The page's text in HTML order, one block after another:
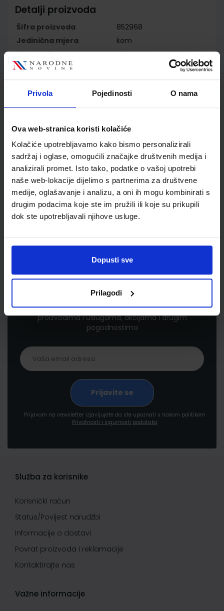
Privola Pojedinosti O nama
Ova web-stranica koristi kolačiće
Kolačiće upotrebljavamo kako bismo personalizirali
sadržaj i oglase, omogućili značajke društvenih medija i
analizirali promet. Isto tako, podatke o vašoj upotrebi
naše web-lokacije dijelimo s partnerima za društvene
medije, oglašavanje i analizu, a oni ih mogu kombinirati s
drugim podacima koje ste im pružili ili koje su prikupili
dok ste upotrebljavali njihove usluge.
Dopusti sve
Prilagodi
Detalji proizvoda
Šifra proizvoda
852968
Jedinična mjera
kom
Nakladnik
MEDICINSKA NAKLADA
Autor
Nataša Kovačić Ivan
Krešimir Lukić
Vrsta škole
3 STRUKOVNA
Nastavni predmet
ZDRAVST. I MED.ŠKOLE
Reg br min
1342
Newsletter prijava
Prijavite se kako bi primali informacije o novim
proizvodima i uslugama, akcijama i drugim
pogodnostima
Prijavom na newsletter izjavljujete da ste upoznati s našom politikom
Privatnosti i sigurnosti podataka
Služba za korisnike
Korisnički račun
Status/Povijest narudžbi
Informacije o dostavi
Povrat proizvoda i reklamacije
Kontaktirajte nas
Važne informacije